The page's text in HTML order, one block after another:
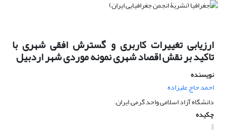
ارزیابی تغییرات کاربری و گسترش افقی شهری با
تاکید بر نقش اقصاد شهری نمونه موردی شهر اردبیل
نویسنده
احمد حاج علیزاده
دانشگاه آزاد اسلامی واحد گرمی, ایران.
چکیده